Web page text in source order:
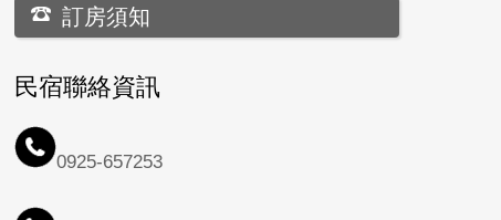
訂房須知
民宿聯絡資訊
0925-657253